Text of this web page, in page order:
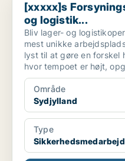
[xxxxx]s
og logistik...
Bliv lager- og
mest unikke
lyst til at gøre en forskel
hvor tempoet er højt,
Område
Sydjylland
Type